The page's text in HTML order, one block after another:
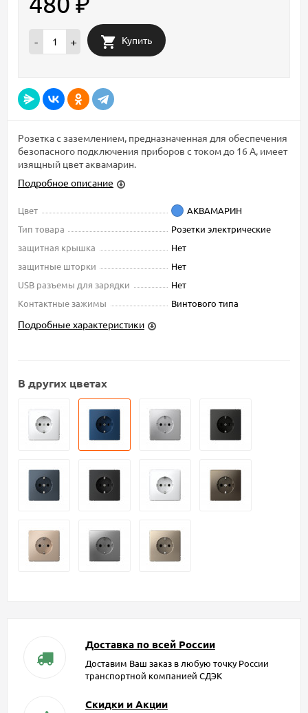
- + Купить
Розетка с заземлением, предназначенная для обеспечения
безопасного подключения приборов с током до 16 А, имеет
изящный цвет аквамарин.
Подробное описание
Цвет
АКВАМАРИН
Тип товара
Розетки электрические
защитная крышка
Нет
защитные шторки
Нет
USB разъемы для зарядки
Нет
Контактные зажимы
Винтового типа
Подробные характеристики
В других цветах
Доставка по всей России
Доставим Ваш заказ в любую точку России
транспортной компанией СДЭК
Скидки и Акции